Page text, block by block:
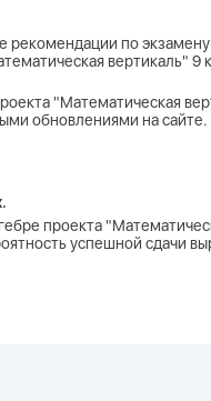
по
вертикаль" 9
"Математическая
обновлениями на сайте.
проекта
успешной сдачи